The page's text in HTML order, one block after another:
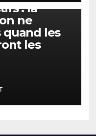
: la
ne
quand les
les